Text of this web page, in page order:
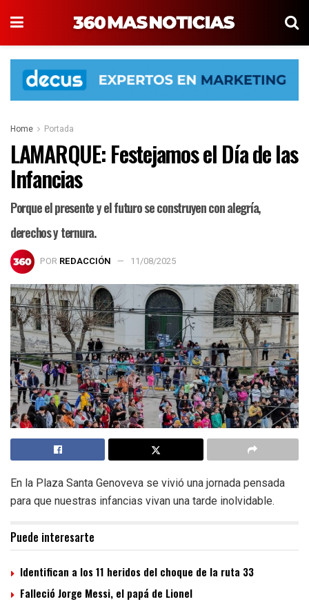
Home Portada
LAMARQUE: Festejamos el Día de las
Infancias
Porque el presente y el futuro se construyen con alegría,
derechos y ternura.
POR REDACCIÓN 11/08/2025
En la Plaza Santa Genoveva se vivió una jornada pensada
para que nuestras infancias vivan una tarde inolvidable.
Puede interesarte
Identifican a los 11 heridos del choque de la ruta 33
Falleció Jorge Messi, el papá de Lionel